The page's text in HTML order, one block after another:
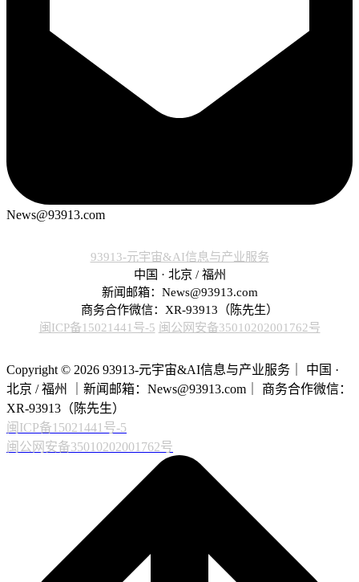
News@93913.com
93913-元宇宙&AI信息与产业服务
中国 · 北京 / 福州
新闻邮箱：News@93913.com
商务合作微信：XR-93913（陈先生）
闽ICP备15021441号-5 闽公网安备35010202001762号
Copyright © 2026 93913-元宇宙&AI信息与产业服务｜ 中国 ·
北京 / 福州 ｜新闻邮箱：News@93913.com｜ 商务合作微信：
XR-93913（陈先生）
闽ICP备15021441号-5
闽公网安备35010202001762号